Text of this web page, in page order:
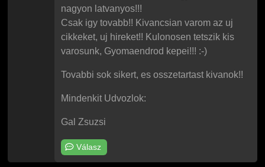
nagyon latvanyos!!!
Csak igy tovabb!! Kivancsian varom az uj
cikkeket, uj hireket!! Kulonosen tetszik kis
varosunk, Gyomaendrod kepei!!! :-)
Tovabbi sok sikert, es osszetartast kivanok!!
Mindenkit Udvozlok:
Gal Zsuzsi
Válasz